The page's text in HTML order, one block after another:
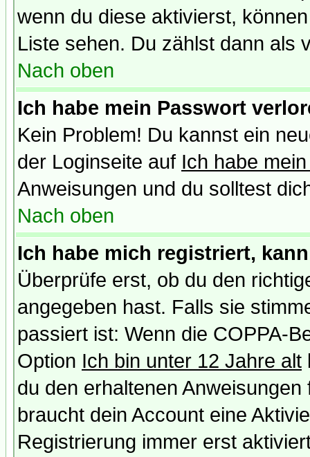
wenn du diese aktivierst,
Liste sehen. Du zählst dann als
Nach oben
Ich habe mein Passwort
Kein Problem! Du kannst ein
der Loginseite auf Ich habe
Anweisungen und du solltest
Nach oben
Ich habe mich registriert,
Überprüfe erst, ob du den
angegeben hast. Falls sie
passiert ist: Wenn die COPPA-
Option Ich bin unter 12 Jahre alt
du den erhaltenen
braucht dein Account eine
Registrierung immer erst